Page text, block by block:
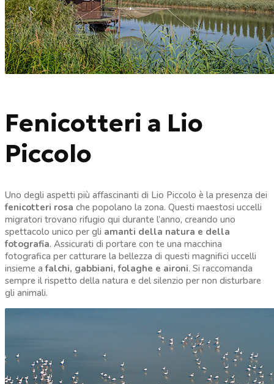
Fenicotteri a Lio
Piccolo
Uno degli aspetti più affascinanti di Lio Piccolo è la presenza dei
fenicotteri rosa che popolano la zona. Questi maestosi uccelli
migratori trovano rifugio qui durante l’anno, creando uno
spettacolo unico per gli amanti della natura e della
fotografia. Assicurati di portare con te una macchina
fotografica per catturare la bellezza di questi magnifici uccelli
insieme afalchi, gabbiani, folaghe e aironi. Si raccomanda
sempre il rispetto della natura e del silenzio per non disturbare
gli animali.